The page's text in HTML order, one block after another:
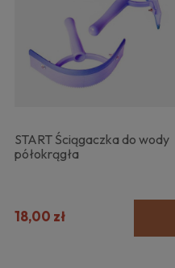
START Ściągaczka do wody
półokrągła
18,00 zł